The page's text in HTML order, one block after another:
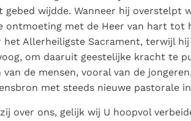
gebed wijdde. Wanneer hij overstelpt
ontmoeting met de Heer van hart tot
het Allerheiligste Sacrament, terwijl
om daaruit geestelijke kracht te
van de mensen, vooral van de
met steeds nieuwe pastorale
zij over ons, gelijk wij U hoopvol